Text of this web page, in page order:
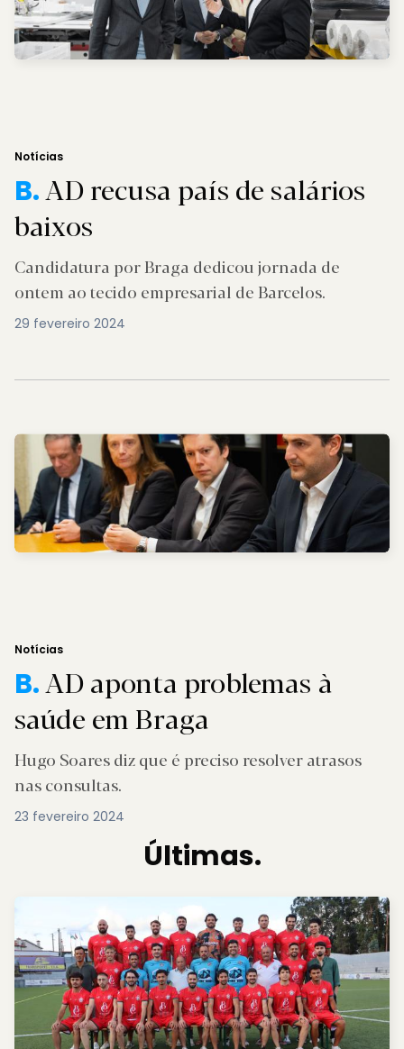
Notícias
B.AD recusa país de salários
baixos
Candidatura por Braga dedicou jornada de
ontem ao tecido empresarial de Barcelos.
29 fevereiro 2024
Notícias
B.AD aponta problemas à
saúde em Braga
Hugo Soares diz que é preciso resolver atrasos
nas consultas.
23 fevereiro 2024
Últimas.